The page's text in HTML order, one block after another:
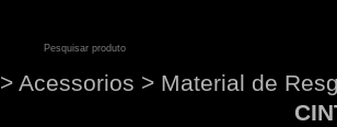
> Acessorios > Material de